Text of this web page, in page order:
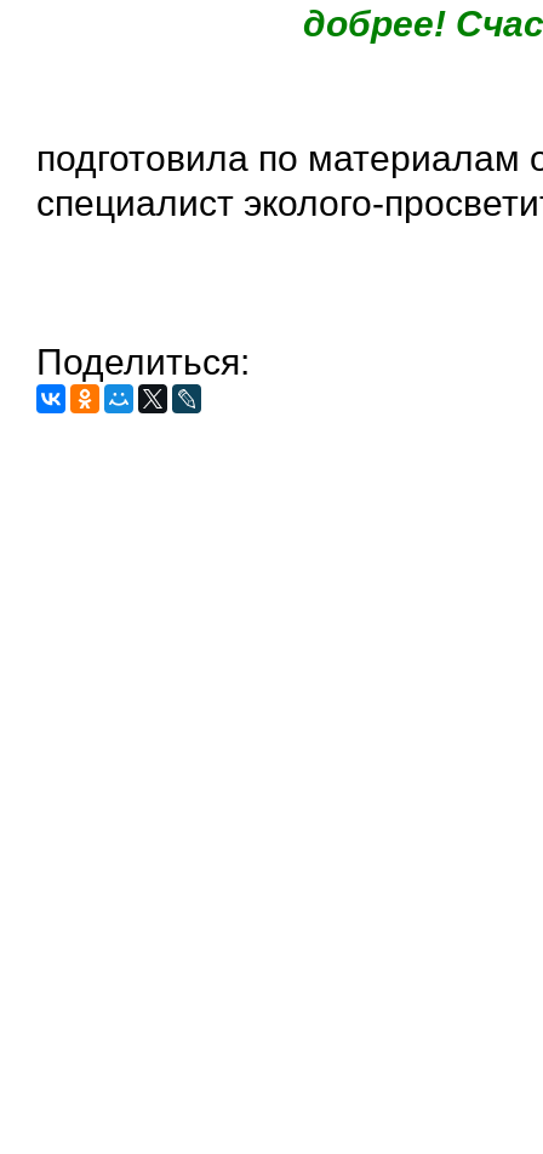
добрее!
подготовила по материалам
специалист эколого-
Поделиться: